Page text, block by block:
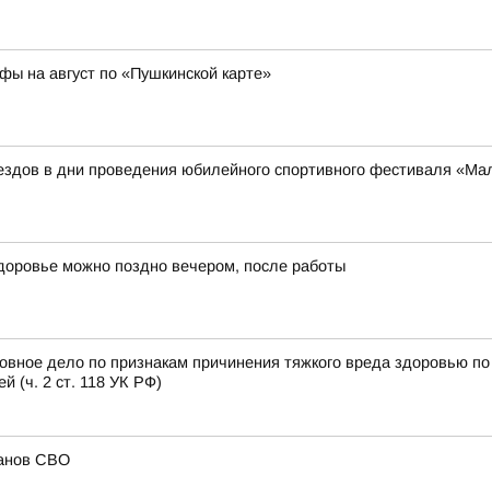
на август по «Пушкинской карте»
в дни проведения юбилейного спортивного фестиваля
можно поздно вечером, после работы
дело по признакам причинения тяжкого вреда здоровью
(ч. 2 ст. 118 УК РФ)
СВО